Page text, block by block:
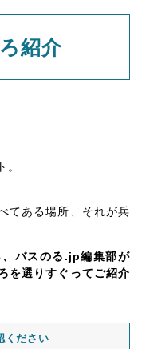
紹介
てある場所、それが兵
バスのる.jp編集部が
を選りすぐってご紹介
ください